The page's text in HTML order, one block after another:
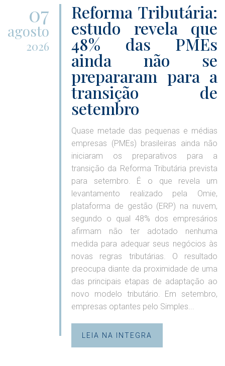
07
agosto
2026
Reforma Tributária:
estudo revela que
48% das PMEs
ainda não se
prepararam para a
transição de
setembro
Quase metade das pequenas e médias
empresas (PMEs) brasileiras ainda não
iniciaram os preparativos para a
transição da Reforma Tributária prevista
para setembro. É o que revela um
levantamento realizado pela Omie,
plataforma de gestão (ERP) na nuvem,
segundo o qual 48% dos empresários
afirmam não ter adotado nenhuma
medida para adequar seus negócios às
novas regras tributárias. O resultado
preocupa diante da proximidade de uma
das principais etapas de adaptação ao
novo modelo tributário. Em setembro,
empresas optantes pelo Simples...
LEIA NA INTEGRA